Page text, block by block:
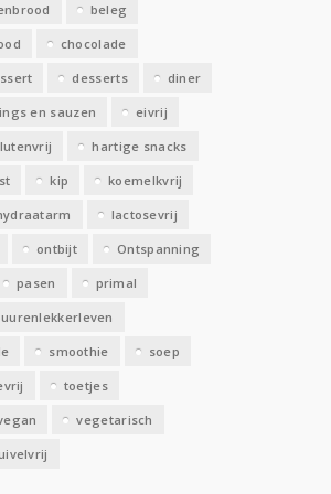
beleg
chocolade
desserts diner
en sauzen eivrij
hartige snacks
kip koemelkvrij
lactosevrij
ontbijt Ontspanning
pasen primal
smoothie soep
toetjes
vegetarisch